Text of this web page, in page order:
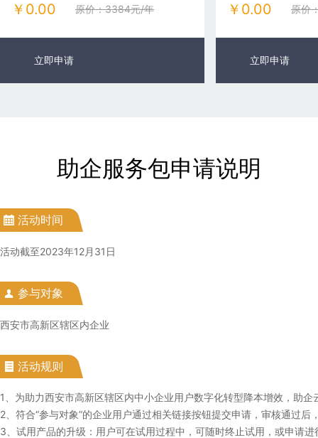
立即申请
￥0.00 原价：3384元/年
立即咨询
￥0.00 原价
立即申请
助企服务包申请说明
活动时间
活动截至2023年12月31日
参与对象
西安市高新区辖区内企业
活动规则
1、为助力西安市高新区辖区内中小企业用户数字化转型降本增效，助
2、符合“参与对象”的企业用户通过相关链接按钮提交申请，审核通过
3、试用产品的升级：用户可在试用过程中，可随时终止试用，或申请